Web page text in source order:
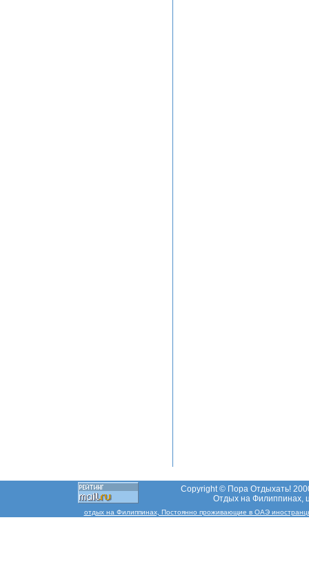
Copyright © Пора Отдыхать!
Отдых на Филиппинах,
отдых на Филиппинах, Постоянно проживающие в ОАЭ